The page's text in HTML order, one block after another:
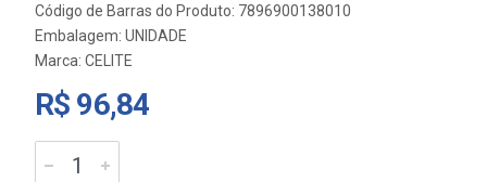
Código de Barras do Produto: 7896900138010
Embalagem: UNIDADE
Marca: CELITE
R$ 96,84